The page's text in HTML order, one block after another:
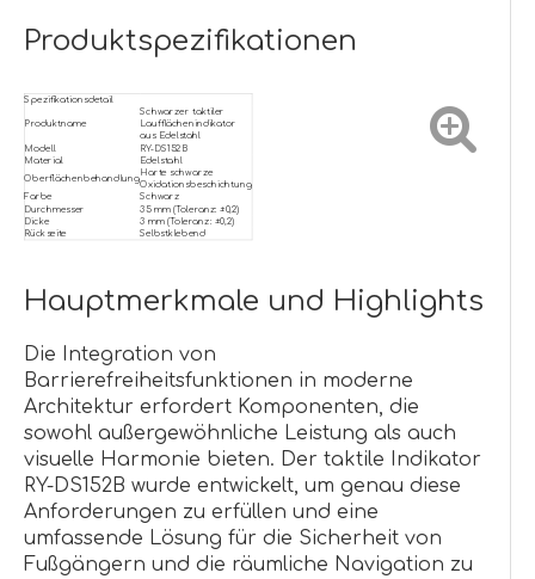
Produktspezifikationen
Spezifikationsdetail
Produktname
Schwarzer taktiler
Laufflächenindikator
aus Edelstahl
Modell
RY-DS152B
Material Edelstahl
Oberflächenbehandlung
Harte schwarze
Oxidationsbeschichtung
Farbe
Schwarz
Durchmesser
35 mm (Toleranz: ±0,2)
Dicke
3 mm (Toleranz: ±0,2)
Rückseite Selbstklebend
Hauptmerkmale und Highlights
Die Integration von
Barrierefreiheitsfunktionen in moderne
Architektur erfordert Komponenten, die
sowohl außergewöhnliche Leistung als auch
visuelle Harmonie bieten. Der taktile Indikator
RY-DS152B wurde entwickelt, um genau diese
Anforderungen zu erfüllen und eine
umfassende Lösung für die Sicherheit von
Fußgängern und die räumliche Navigation zu